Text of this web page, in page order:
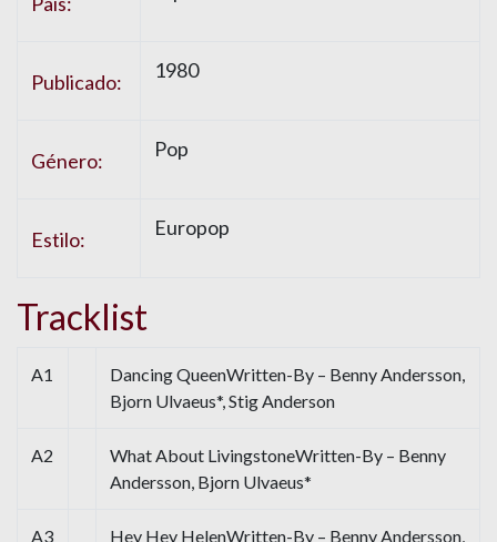
Publicado: 1980
Género: Pop
Estilo: Europop
Tracklist
A1
Dancing QueenWritten-By – Benny Andersson,
Bjorn Ulvaeus*, Stig Anderson
A2
What About LivingstoneWritten-By – Benny
Andersson, Bjorn Ulvaeus*
A3
Hey Hey HelenWritten-By – Benny Andersson,